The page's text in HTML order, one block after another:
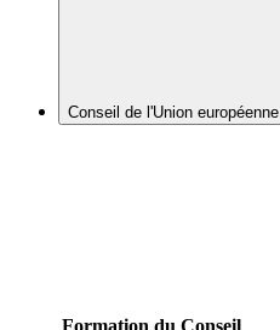
Conseil de l'Union européenne